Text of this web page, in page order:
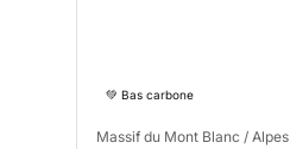
💚 Bas carbone
Massif du Mont Blanc / Alpes